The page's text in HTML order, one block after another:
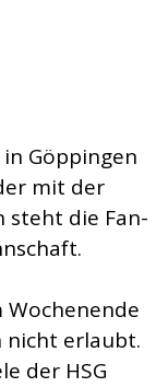
Göppingen
mit der
steht die Fan-
Wochenende
nicht erlaubt.
der HSG